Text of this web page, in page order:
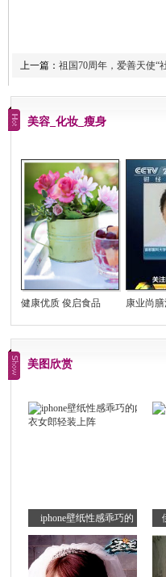
上一篇： 祖国70周年，爱善天使“
美容_化妆_瘦身
健康优质 俊启食品 康业尚
美图欣赏
iphone壁纸性感乖巧的